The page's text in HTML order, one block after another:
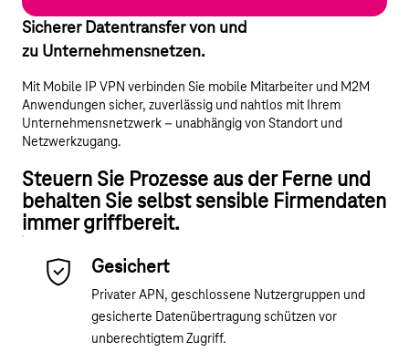
Sicherer Datentransfer von und
zu Unternehmensnetzen.
Mit Mobile IP VPN verbinden Sie mobile Mitarbeiter und M2M
Anwendungen sicher, zuverlässig und nahtlos mit Ihrem
Unternehmensnetzwerk – unabhängig von Standort und
Netzwerkzugang.
Steuern Sie Prozesse aus der Ferne und
behalten Sie selbst sensible Firmendaten
immer griffbereit.
Gesichert
Privater APN, geschlossene Nutzergruppen und
gesicherte Datenübertragung schützen vor
unberechtigtem Zugriff.